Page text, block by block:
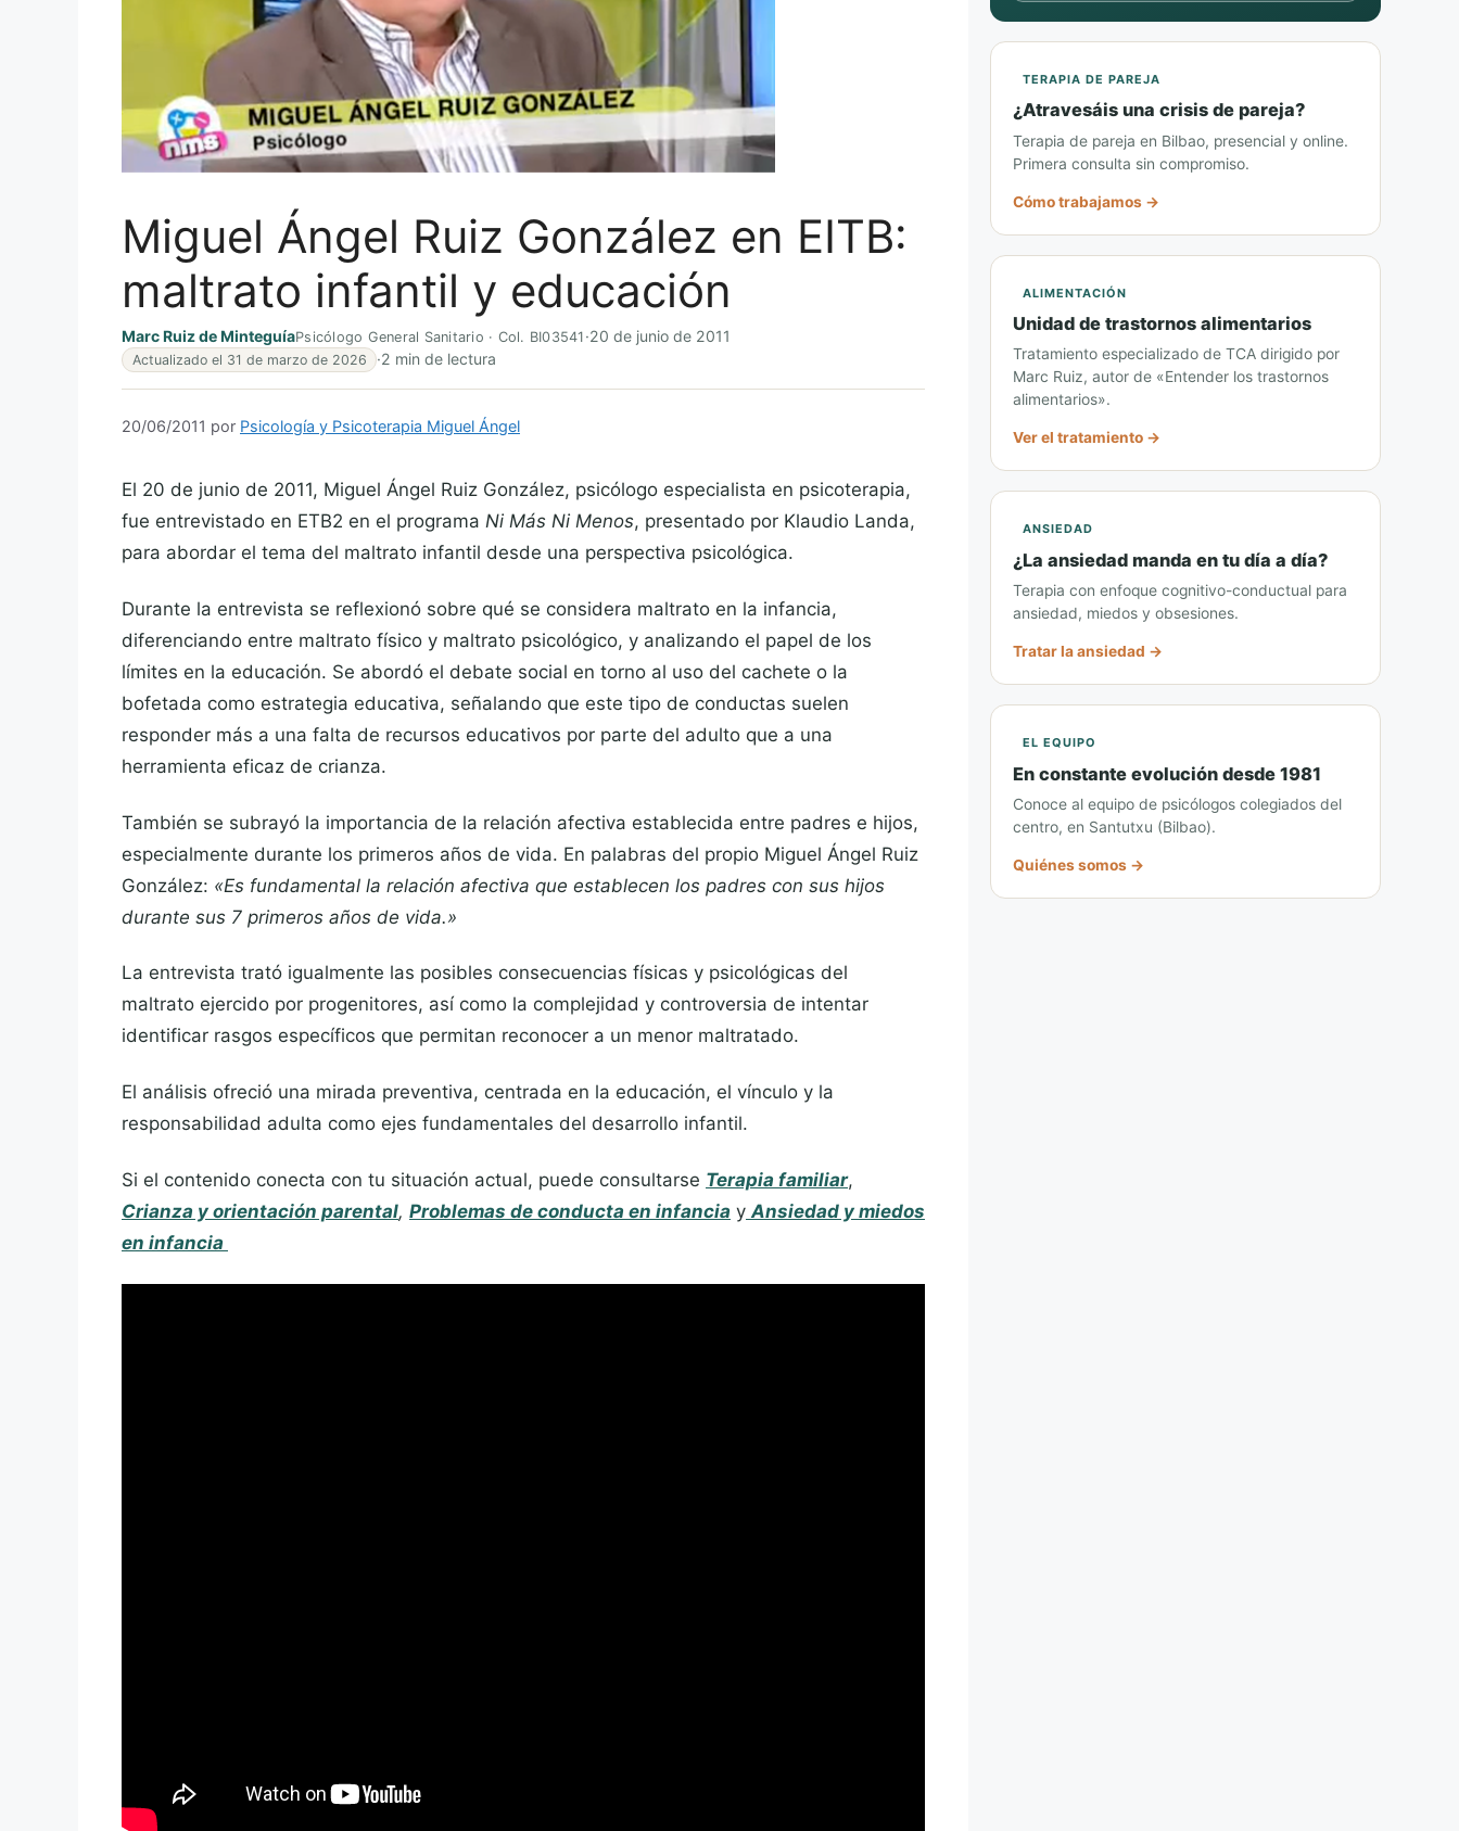
Miguel Ángel Ruiz González en EITB:
maltrato infantil y educación
Marc Ruiz de MinteguíaPsicólogo General Sanitario · Col. BI03541 ·20 de junio de 2011
Actualizado el 31 de marzo de 2026 ·2 min de lectura
20/06/2011 por Psicología y Psicoterapia Miguel Ángel
El 20 de junio de 2011, Miguel Ángel Ruiz González, psicólogo especialista en psicoterapia,
fue entrevistado en ETB2 en el programa Ni Más Ni Menos, presentado por Klaudio Landa,
para abordar el tema del maltrato infantil desde una perspectiva psicológica.
Durante la entrevista se reflexionó sobre qué se considera maltrato en la infancia,
diferenciando entre maltrato físico y maltrato psicológico, y analizando el papel de los
límites en la educación. Se abordó el debate social en torno al uso del cachete o la
bofetada como estrategia educativa, señalando que este tipo de conductas suelen
responder más a una falta de recursos educativos por parte del adulto que a una
herramienta eficaz de crianza.
También se subrayó la importancia de la relación afectiva establecida entre padres e hijos,
especialmente durante los primeros años de vida. En palabras del propio Miguel Ángel Ruiz
González: «Es fundamental la relación afectiva que establecen los padres con sus hijos
durante sus 7 primeros años de vida.»
La entrevista trató igualmente las posibles consecuencias físicas y psicológicas del
maltrato ejercido por progenitores, así como la complejidad y controversia de intentar
identificar rasgos específicos que permitan reconocer a un menor maltratado.
El análisis ofreció una mirada preventiva, centrada en la educación, el vínculo y la
responsabilidad adulta como ejes fundamentales del desarrollo infantil.
Si el contenido conecta con tu situación actual, puede consultarse Terapia familiar,
Crianza y orientación parental, Problemas de conducta en infancia y Ansiedad y miedos
en infancia
TERAPIA DE PAREJA
¿Atravesáis una crisis de pareja?
Terapia de pareja en Bilbao, presencial y online.
Primera consulta sin compromiso.
Cómo trabajamos →
ALIMENTACIÓN
Unidad de trastornos alimentarios
Tratamiento especializado de TCA dirigido por
Marc Ruiz, autor de «Entender los trastornos
alimentarios».
Ver el tratamiento →
ANSIEDAD
¿La ansiedad manda en tu día a día?
Terapia con enfoque cognitivo-conductual para
ansiedad, miedos y obsesiones.
Tratar la ansiedad →
EL EQUIPO
En constante evolución desde 1981
Conoce al equipo de psicólogos colegiados del
centro, en Santutxu (Bilbao).
Quiénes somos →